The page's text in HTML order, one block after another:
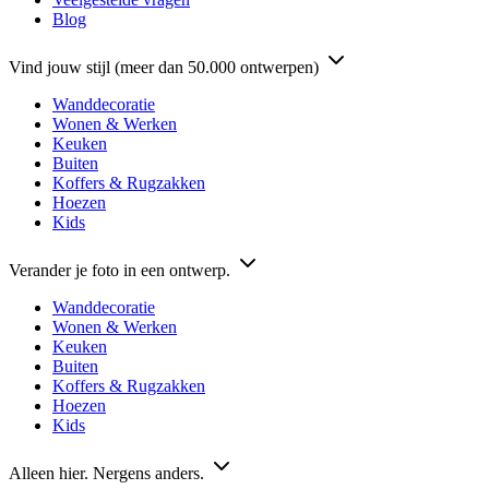
Blog
Vind jouw stijl (meer dan 50.000 ontwerpen)
Wanddecoratie
Wonen & Werken
Keuken
Buiten
Koffers & Rugzakken
Hoezen
Kids
Verander je foto in een ontwerp.
Wanddecoratie
Wonen & Werken
Keuken
Buiten
Koffers & Rugzakken
Hoezen
Kids
Alleen hier. Nergens anders.